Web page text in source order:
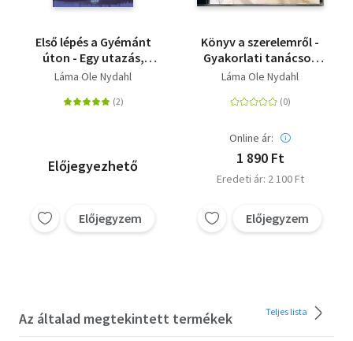
Első lépés a Gyémánt
úton - Egy utazás,
amely történelmet írt
Láma Ole Nydahl
Előjegyezhető
Előjegyzem
Könyv a szerelemről -
Gyakorlati tanácsok
párkapcsolathoz
Láma Ole Nydahl
Online ár:
1 890 Ft
Eredeti ár: 2 100 Ft
Előjegyzem
Az általad megtekintett termékek Teljes lista